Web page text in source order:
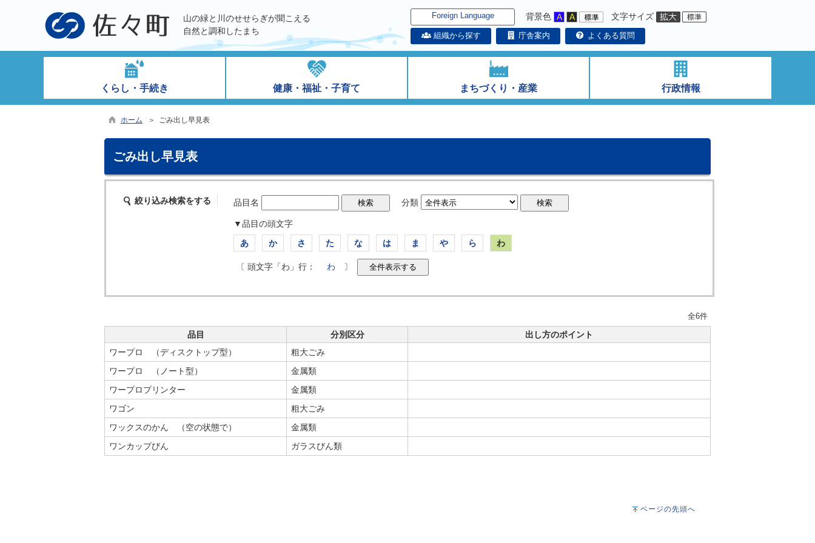
山の緑と川のせせらぎが聞こえる
自然と調和したまち
Foreign Language 背景色 文字サイズ
組織から探す 庁舎案内 よくある質問
くらし・手続き 健康・福祉・子育て まちづくり・産業 行政情報
ホーム ＞ ごみ出し早見表
ごみ出し早見表
絞り込み検索をする 品目名 分類
▼品目の頭文字
あ
か さ た な は ま や ら わ
〔 頭文字「わ」行： わ 〕
全6件
品目 分別区分
出し方のポイント
ワープロ （ディスクトップ型）
粗大ごみ
ワープロ （ノート型）
金属類
ワープロプリンター
金属類
ワゴン
粗大ごみ
ワックスのかん （空の状態で）
金属類
ワンカップびん
ガラスびん類
ページの先頭へ